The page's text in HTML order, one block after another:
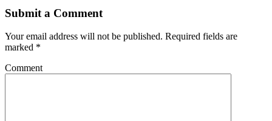
Submit a Comment
Your email address will not be published. Required fields are
marked *
Comment